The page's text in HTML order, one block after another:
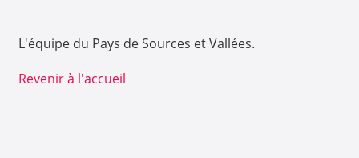
L'équipe du Pays de Sources et Vallées.
Revenir à l'accueil